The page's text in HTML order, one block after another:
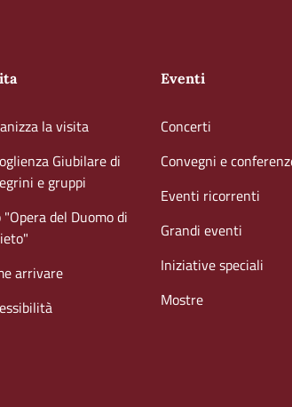
la visita
Giubilare di
e gruppi
"Opera del Duomo di
arrivare
Eventi
Concerti
Convegni e
Eventi ricorrenti
Grandi eventi
Iniziative speciali
Mostre